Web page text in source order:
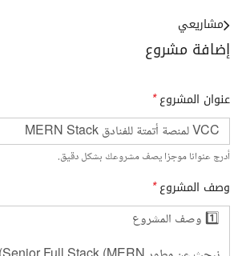
إضافة مشروع
مشاريعي
عنوان المشروع*
أدرج عنوانا موجزا يصف مشروعك بشكل دقيق.
وصف المشروع*